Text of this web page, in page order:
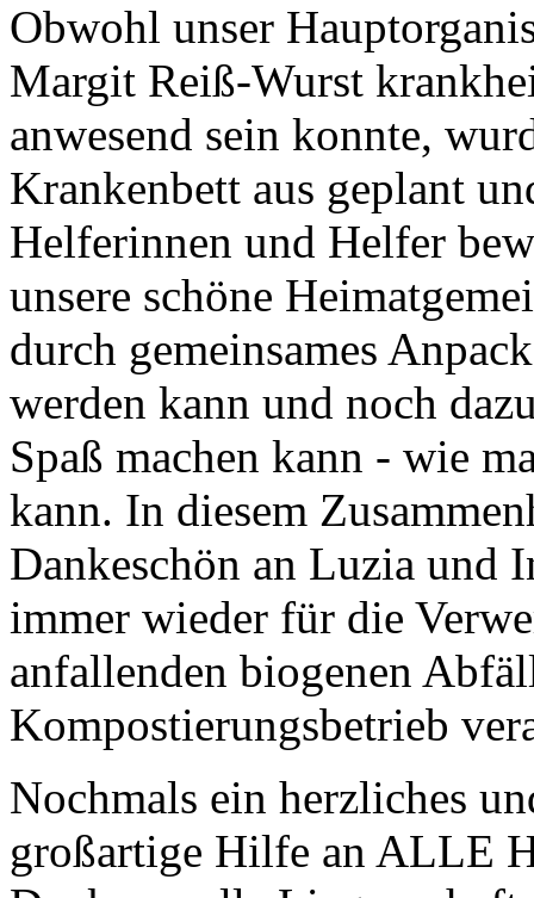
Obwohl unser
Margit Reiß-Wurst
anwesend sein konnte,
Krankenbett aus geplant
Helferinnen und Helfer
unsere schöne
durch gemeinsames
werden kann und noch
Spaß machen kann - wie
kann. In diesem
Dankeschön an Luzia und
immer wieder für die
anfallenden biogenen
Kompostierungsbetrieb
Nochmals ein herzliches
großartige Hilfe an ALLE